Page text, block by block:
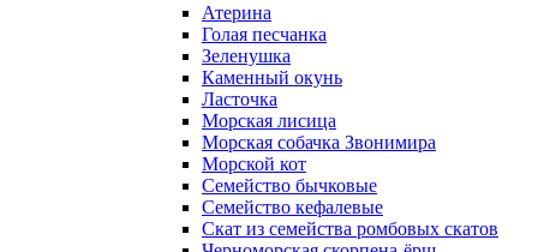
Атерина
Голая песчанка
Зеленушка
Каменный окунь
Ласточка
Морская лисица
Морская собачка Звонимира
Морской кот
Семейство бычковые
Семейство кефалевые
Скат из семейства ромбовых скатов